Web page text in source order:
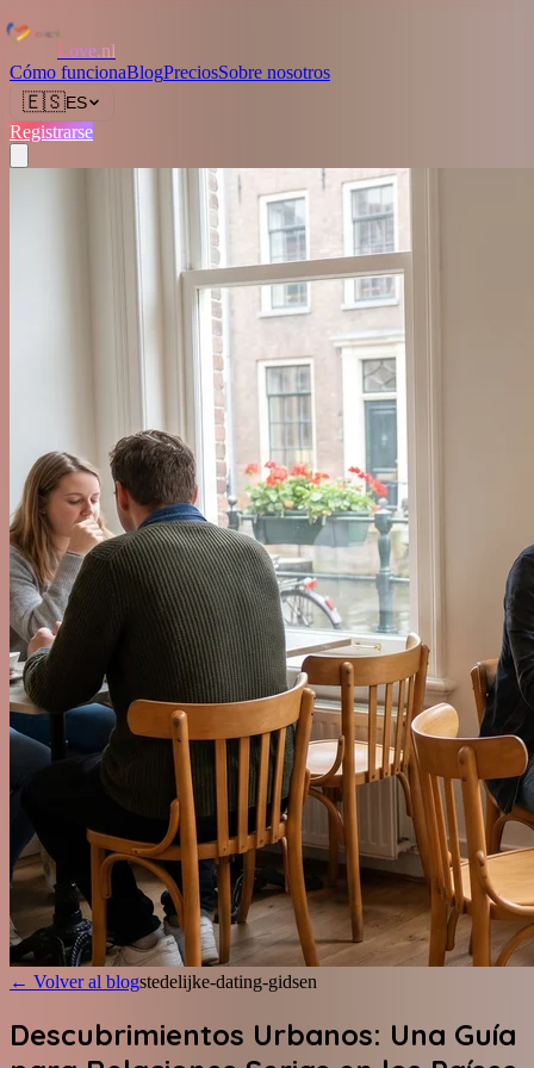
Love.nl
Cómo funcionaBlogPreciosSobre nosotros
🇪🇸ES
Registrarse
← Volver al blogstedelijke-dating-gidsen
Descubrimientos Urbanos: Una Guía